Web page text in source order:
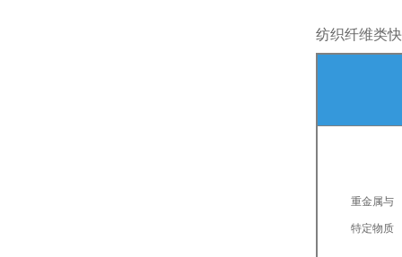
纺织纤维类
重金属与
特定物质